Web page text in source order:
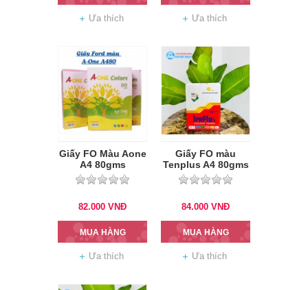
Ưa thích Ưa thích
Giấy FO Màu Aone
A4 80gms
82.000 VNĐ
MUA HÀNG
Ưa thích
Giấy FO màu
Tenplus A4 80gms
84.000 VNĐ
MUA HÀNG
Ưa thích